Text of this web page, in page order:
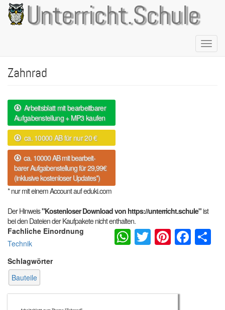
Direkt
zum
Inhalt
Unterricht.Schule
Zahnrad
Arbeitsblatt mit bearbeitbarer
Aufgabenstellung + MP3 kaufen
ca. 10000 AB für nur 20 €
ca. 10000 AB mit bearbeit-
barer Aufgabenstellung für 29,99€
(inklusive kostenloser Updates*)
* nur mit einem Account auf eduki.com
Der Hinweis"Kostenloser Download von https://unterricht.schule"ist
bei den Dateien der Kaufpakete nicht enthalten.
Fachliche Einordnung
Technik
Schlagwörter
Bauteile
WhatsApp
Twitter